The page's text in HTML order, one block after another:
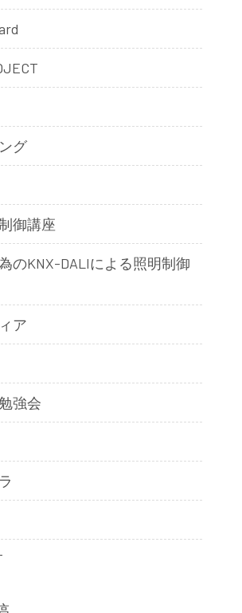
グ
御講座
のKNX-DALIによる照明制御
ア
強会